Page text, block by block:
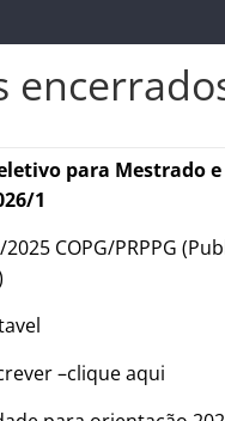
para Mestrado
1
2025 COPG/PRPPG
–clique aqui